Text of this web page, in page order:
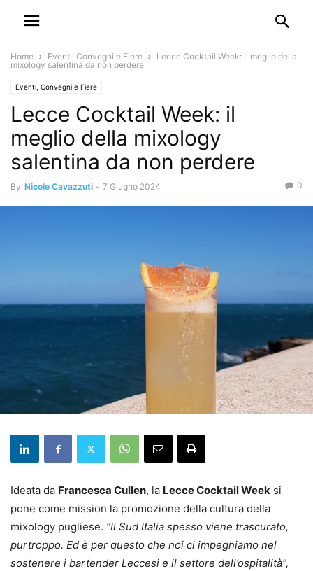
Home Eventi, Convegni e Fiere
Lecce Cocktail Week: il meglio della
mixology salentina da non perdere
Eventi, Convegni e Fiere
Lecce Cocktail Week: il
meglio della mixology
salentina da non perdere
By Nicole Cavazzuti - 7 Giugno 2024 0
Ideata da Francesca Cullen, la Lecce Cocktail Week si
pone come mission la promozione della cultura della
mixology pugliese. “Il Sud Italia spesso viene trascurato,
purtroppo. Ed è per questo che noi ci impegniamo nel
sostenere i bartender Leccesi e il settore dell’ospitalità”,